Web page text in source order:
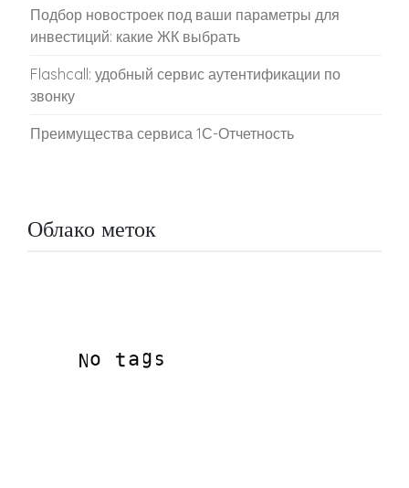
Подбор новостроек под ваши параметры для
инвестиций: какие ЖК выбрать
Flashcall: удобный сервис аутентификации по
звонку
Преимущества сервиса 1С-Отчетность
Облако меток